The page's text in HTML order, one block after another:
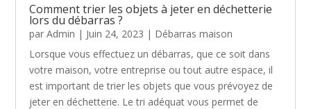
Comment trier les objets à jeter en déchetterie
lors du débarras ?
parAdmin | Juin 24, 2023 | Débarras maison
Lorsque vous effectuez un débarras, que ce soit dans
votre maison, votre entreprise ou tout autre espace, il
est important de trier les objets que vous prévoyez de
jeter en déchetterie. Le tri adéquat vous permet de